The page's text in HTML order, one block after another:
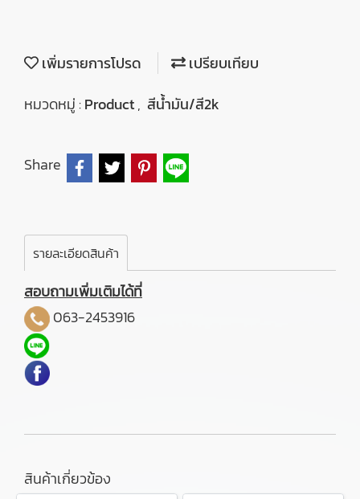
เพิ่มรายการโปรด
เปรียบเทียบ
หมวดหมู่ :Product, สีน้ำมัน/สี2k
Share
รายละเอียดสินค้า
สอบถามเพิ่มเติมได้ที่
063-2453916
สินค้าเกี่ยวข้อง